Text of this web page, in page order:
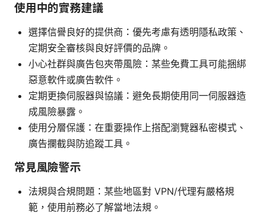
使用中的實務建議
選擇信譽良好的提供商：優先考慮有透明隱私政策、
定期安全審核與良好評價的品牌。
小心社群與廣告包夾帶風險：某些免費工具可能捆綁
惡意軟件或廣告軟件。
定期更換伺服器與協議：避免長期使用同一伺服器造
成風險暴露。
使用分層保護：在重要操作上搭配瀏覽器私密模式、
廣告攔截與防追蹤工具。
常見風險警示
法規與合規問題：某些地區對 VPN/代理有嚴格規
範，使用前務必了解當地法規。